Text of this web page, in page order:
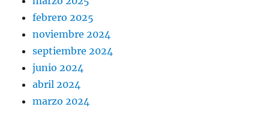
febrero 2025
noviembre 2024
septiembre 2024
junio 2024
abril 2024
marzo 2024